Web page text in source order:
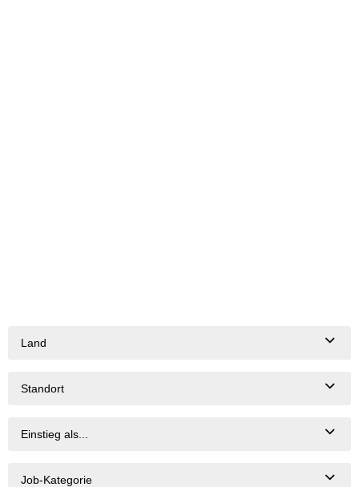
Land
Standort
Einstieg als...
Job-Kategorie